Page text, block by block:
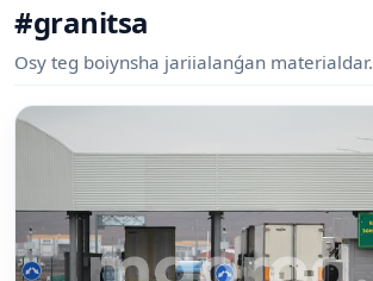
#granitsa
Osy teg boiynsha jariialanǵan materialdar.